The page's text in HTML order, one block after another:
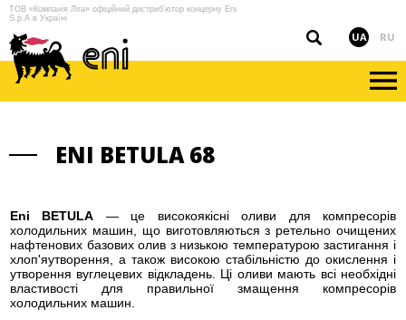
ТОВ «Компанія Ліга» офіційний дистриб'ютор концерну Eni
S.p.A в Україні
UA RU
ENI BETULA 68
Eni BETULA — це високоякісні оливи для компресорів
холодильних машин, що виготовляються з ретельно очищених
нафтенових базових олив з низькою температурою застигання і
хлоп'яутворення, а також високою стабільністю до окислення і
утворення вуглецевих відкладень. Ці оливи мають всі необхідні
властивості для правильної змащення компресорів
холодильних машин.